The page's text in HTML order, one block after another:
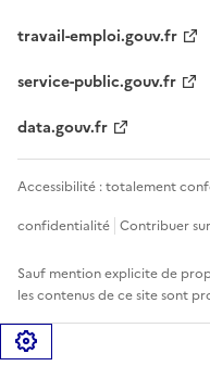
travail-emploi.gouv.fr
service-public.gouv.fr
data.gouv.fr
Accessibilité : totalement
confidentialité Contribuer
Sauf mention explicite de
les contenus de ce site sont
Gérer les cookies